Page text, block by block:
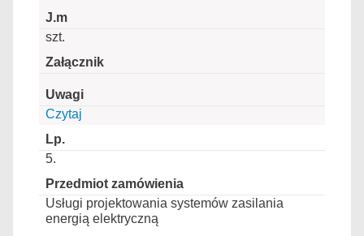
szt.
Czytaj
5.
Usługi projektowania systemów zasilania
energią elektryczną